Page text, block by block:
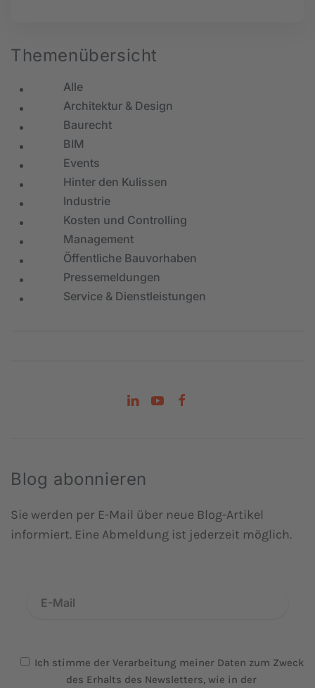
Themenübersicht
Alle
Architektur & Design
Baurecht
BIM
Events
Hinter den Kulissen
Industrie
Kosten und Controlling
Management
Öffentliche Bauvorhaben
Pressemeldungen
Service & Dienstleistungen
Blog abonnieren
Sie werden per E-Mail über neue Blog-Artikel
informiert. Eine Abmeldung ist jederzeit möglich.
Ich stimme der Verarbeitung meiner Daten zum Zweck
des Erhalts des Newsletters, wie in der